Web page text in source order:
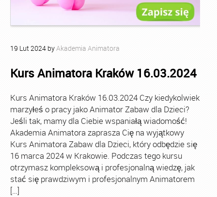
19 Lut2024 byAkademia Animatora
Kurs Animatora Kraków 16.03.2024
Kurs Animatora Kraków 16.03.2024 Czy kiedykolwiek
marzyłeś o pracy jako Animator Zabaw dla Dzieci?
Jeśli tak, mamy dla Ciebie wspaniałą wiadomość!
Akademia Animatora zaprasza Cię na wyjątkowy
Kurs Animatora Zabaw dla Dzieci, który odbędzie się
16 marca 2024 w Krakowie. Podczas tego kursu
otrzymasz kompleksową i profesjonalną wiedzę, jak
stać się prawdziwym i profesjonalnym Animatorem
[…]